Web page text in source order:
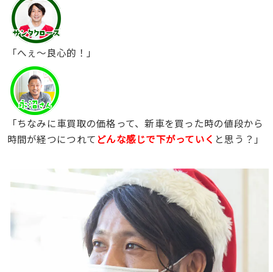
「へぇ〜良心的！」
「ちなみに車買取の価格って、新車を買った時の値段から
時間が経つにつれてどんな感じで下がっていく と思う？」